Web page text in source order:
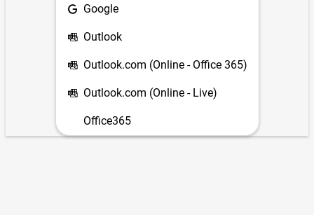
Google
Outlook
Outlook.com (Online - Office 365)
Outlook.com (Online - Live)
Office365